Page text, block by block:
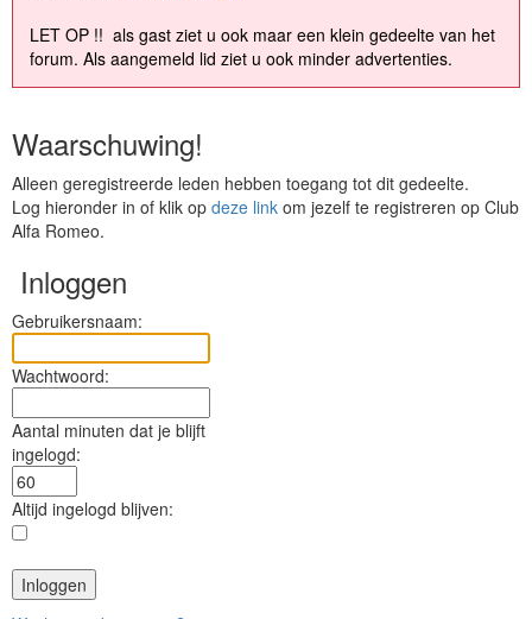
LET OP !! als gast ziet u ook maar een klein gedeelte van het
forum. Als aangemeld lid ziet u ook minder advertenties.
Waarschuwing!
Alleen geregistreerde leden hebben toegang tot dit gedeelte.
Log hieronder in of klik op deze link om jezelf te registreren op Club
Alfa Romeo.
Inloggen
Gebruikersnaam:
Wachtwoord:
Aantal minuten dat je blijft
ingelogd:
Altijd ingelogd blijven: